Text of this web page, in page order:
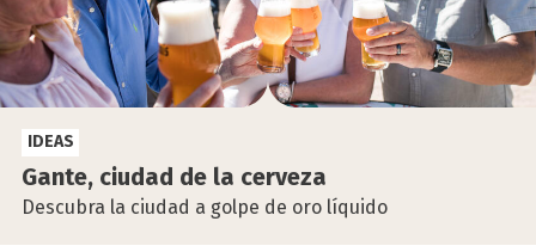
Gan­te, ciu­dad de la cer­ve­za
Descubra la ciudad a golpe de oro líquido
IDEAS